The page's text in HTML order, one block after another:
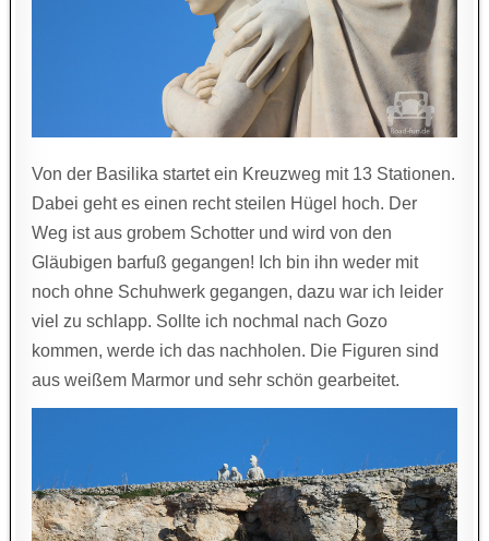
Von der Basilika startet ein Kreuzweg mit 13 Stationen.
Dabei geht es einen recht steilen Hügel hoch. Der
Weg ist aus grobem Schotter und wird von den
Gläubigen barfuß gegangen! Ich bin ihn weder mit
noch ohne Schuhwerk gegangen, dazu war ich leider
viel zu schlapp. Sollte ich nochmal nach Gozo
kommen, werde ich das nachholen. Die Figuren sind
aus weißem Marmor und sehr schön gearbeitet.